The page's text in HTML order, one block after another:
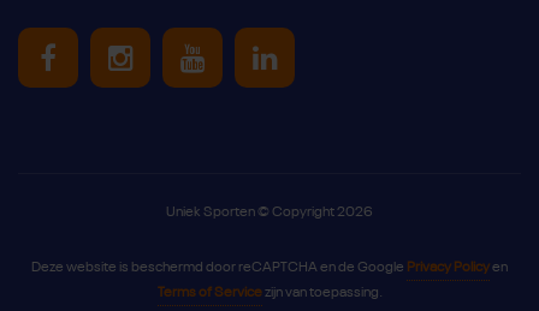
Uniek Sporten op Facebook
Uniek Sporten op Instagram
Uniek Sporten op Youtube
Uniek Sporten op
Uniek Sporten © Copyright 2026
Deze website is beschermd door reCAPTCHA en de Google Privacy Policyen
Terms of Servicezijn van toepassing.